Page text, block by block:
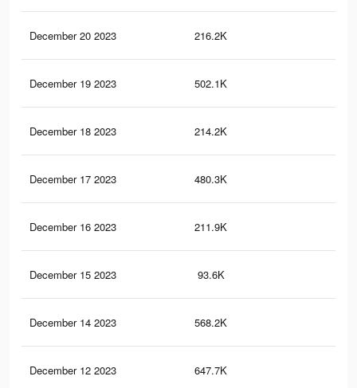
December 20 2023 216.2K
December 19 2023 502.1K
December 18 2023 214.2K
December 17 2023 480.3K
December 16 2023 211.9K
December 15 2023 93.6K
December 14 2023 568.2K
December 12 2023 647.7K